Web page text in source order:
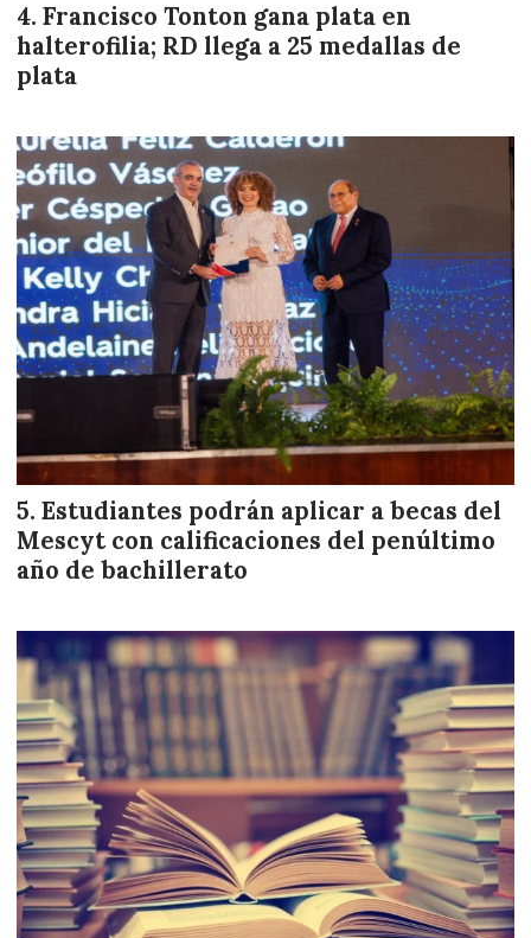
Francisco Tonton gana plata en
halterofilia; RD llega a 25 medallas de
plata
Estudiantes podrán aplicar a becas del
Mescyt con calificaciones del penúltimo
año de bachillerato